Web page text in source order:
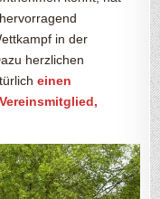
in der
herzlichen
einen